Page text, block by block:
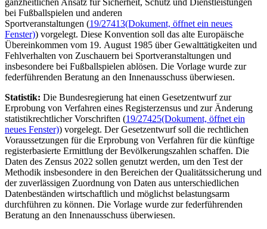
ganzheitlichen Ansatz für Sicherheit, Schutz und Dienstleistungen
bei Fußballspielen und anderen
Sportveranstaltungen (19/27413(Dokument, öffnet ein neues
Fenster)) vorgelegt. Diese Konvention soll das alte Europäische
Übereinkommen vom 19. August 1985 über Gewalttätigkeiten und
Fehlverhalten von Zuschauern bei Sportveranstaltungen und
insbesondere bei Fußballspielen ablösen. Die Vorlage wurde zur
federführenden Beratung an den Innenausschuss überwiesen.
Statistik: Die Bundesregierung hat einen Gesetzentwurf zur
Erprobung von Verfahren eines Registerzensus und zur Änderung
statistikrechtlicher Vorschriften (19/27425(Dokument, öffnet ein
neues Fenster)) vorgelegt. Der Gesetzentwurf soll die rechtlichen
Voraussetzungen für die Erprobung von Verfahren für die künftige
registerbasierte Ermittlung der Bevölkerungszahlen schaffen. Die
Daten des Zensus 2022 sollen genutzt werden, um den Test der
Methodik insbesondere in den Bereichen der Qualitätssicherung und
der zuverlässigen Zuordnung von Daten aus unterschiedlichen
Datenbeständen wirtschaftlich und möglichst belastungsarm
durchführen zu können. Die Vorlage wurde zur federführenden
Beratung an den Innenausschuss überwiesen.